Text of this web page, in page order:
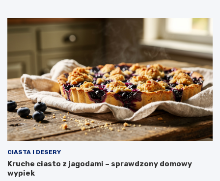
CIASTA I DESERY
Kruche ciasto z jagodami – sprawdzony domowy
wypiek